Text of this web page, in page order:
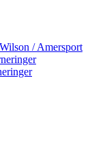
/ Amersport